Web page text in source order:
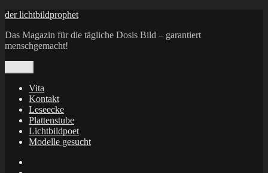
Zum
springen
der lichtbildprophet
Das Magazin für die tägliche Dosis Bild – garantiert
menschgemacht!
Vita
Kontakt
Leseecke
Plattenstube
Lichtbildpoet
Modelle gesucht